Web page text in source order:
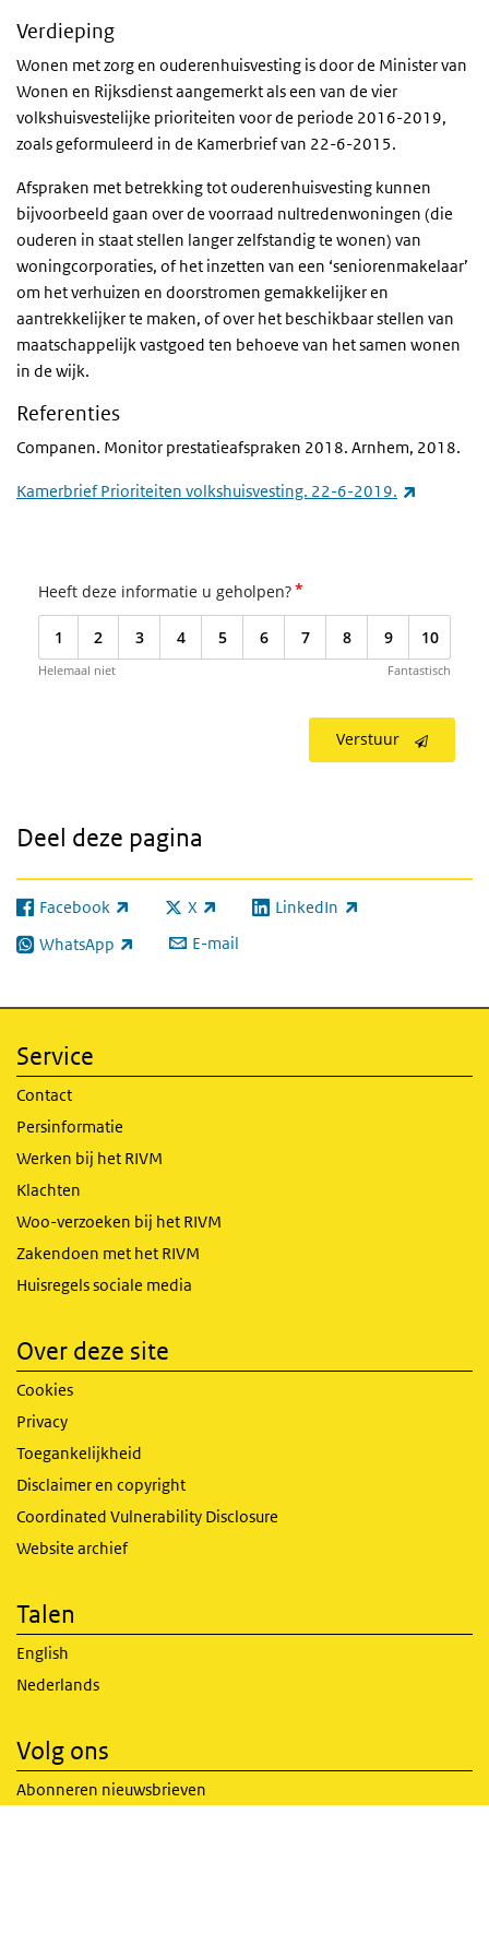
Verdieping
Wonen met zorg en ouderenhuisvesting is door de Minister van
Wonen en Rijksdienst aangemerkt als een van de vier
volkshuisvestelijke prioriteiten voor de periode 2016-2019,
zoals geformuleerd in de Kamerbrief van 22-6-2015.
Afspraken met betrekking tot ouderenhuisvesting kunnen
bijvoorbeeld gaan over de voorraad nultredenwoningen (die
ouderen in staat stellen langer zelfstandig te wonen) van
woningcorporaties, of het inzetten van een ‘seniorenmakelaar’
om het verhuizen en doorstromen gemakkelijker en
aantrekkelijker te maken, of over het beschikbaar stellen van
maatschappelijk vastgoed ten behoeve van het samen wonen
in de wijk.
Referenties
Companen. Monitor prestatieafspraken 2018. Arnhem, 2018.
Kamerbrief Prioriteiten volkshuisvesting. 22-6-2019.
Heeft deze informatie u geholpen?*
1 2 3 4 5 6 7 8 9 10
Helemaal niet Fantastisch
Verstuur
Deel deze pagina
Facebook
(externe link) X
(externe link) LinkedIn
(externe link)
WhatsApp
(externe link) E-mail
Service
Contact
Persinformatie
Werken bij het RIVM
Klachten
Woo-verzoeken bij het RIVM
Zakendoen met het RIVM
Huisregels sociale media
Over deze site
Cookies
Privacy
Toegankelijkheid
Disclaimer en copyright
Coordinated Vulnerability Disclosure
Website archief
Talen
English
Nederlands
Volg ons
Abonneren nieuwsbrieven